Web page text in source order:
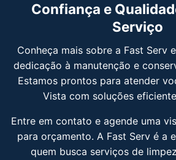
Confiança e
Serviço
Conheça mais sobre a Fast Serv
dedicação à manutenção e
Estamos prontos para atender
Vista com soluções
Entre em contato e agende uma
para orçamento. A Fast Serv é a
quem busca serviços de